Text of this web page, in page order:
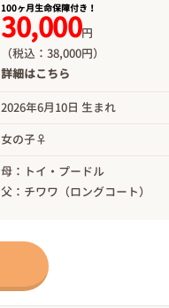
100ヶ月生命保障付き！
30,000円
（税込：38,000円）
詳細はこちら
2026年6月10日 生まれ
女の子♀
母：トイ・プードル
父：チワワ（ロングコート）